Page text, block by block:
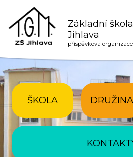
Základní
Jihlava
příspěvková organizace
ŠKOLA DRUŽINA